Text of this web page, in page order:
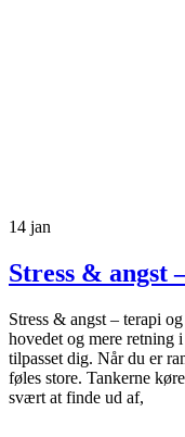
14 jan
Stress & angst
Stress & angst – terapi
hovedet og mere retning
tilpasset dig. Når du er
føles store. Tankerne
svært at finde ud af,